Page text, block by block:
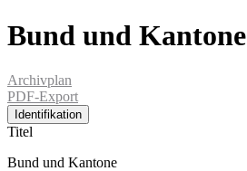
Bund und Kantone
Archivplan
PDF-Export
Identifikation
Titel
Bund und Kantone